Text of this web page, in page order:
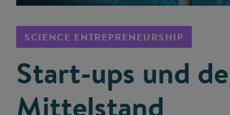
SCIENCE ENTREPRENEURSHIP
Start-ups und